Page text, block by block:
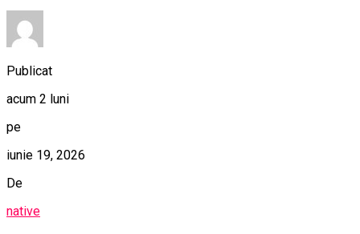
Publicat
acum 2 luni
pe
iunie 19, 2026
De
native